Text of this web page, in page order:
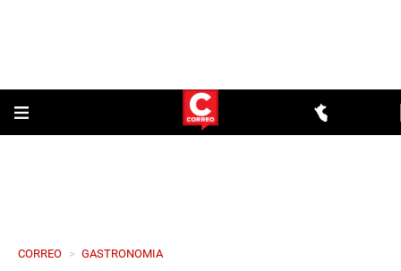
CORREO > GASTRONOMIA